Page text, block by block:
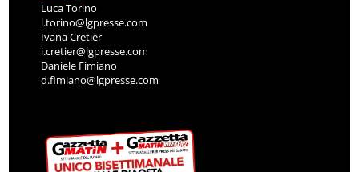
Luca Torino
l.torino@lgpresse.com
Ivana Cretier
i.cretier@lgpresse.com
Daniele Fimiano
d.fimiano@lgpresse.com